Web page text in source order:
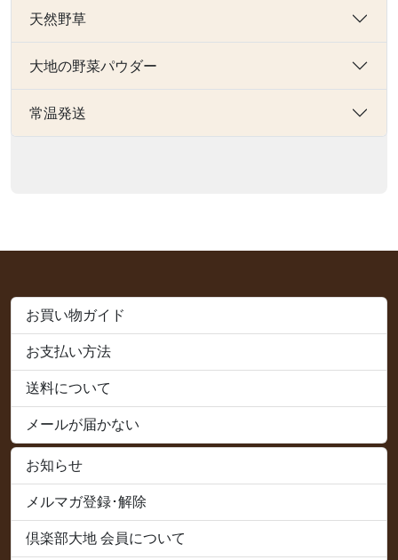
天然野草
大地の野菜パウダー
常温発送
お買い物ガイド
お支払い方法
送料について
メールが届かない
お知らせ
メルマガ登録･解除
倶楽部大地 会員について